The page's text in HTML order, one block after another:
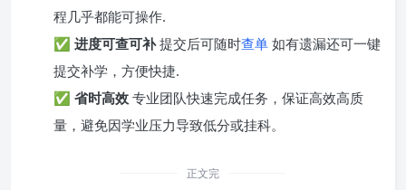
程几乎都能可操作.
✅ 进度可查可补提交后可随时查单 如有遗漏还可一键
提交补学，方便快捷.
✅ 省时高效 专业团队快速完成任务，保证高效高质
量，避免因学业压力导致低分或挂科。
正文完